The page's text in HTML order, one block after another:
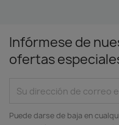
Infórmese de
ofertas
Puede darse de baja en